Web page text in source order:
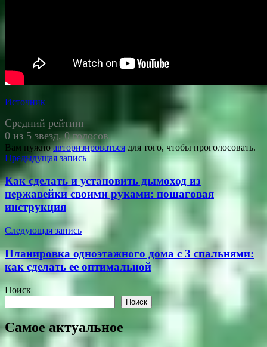
Источник
Средний рейтинг
0 из 5 звезд. 0 голосов.
Вам нужноавторизироваться для того, чтобы проголосовать.
Навигация
по
записям
Предыдущая запись
Как сделать и установить дымоход из
нержавейки своими руками: пошаговая
инструкция
Следующая запись
Планировка одноэтажного дома с 3 спальнями:
как сделать ее оптимальной
Поиск
Поиск
Самое актуальное